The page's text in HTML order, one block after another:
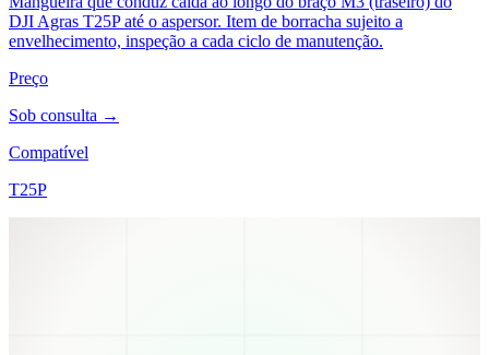
DJI Agras T25P até o aspersor. Item de borracha sujeito a
envelhecimento, inspeção a cada ciclo de manutenção.
Preço
Sob consulta →
Compatível
T25P